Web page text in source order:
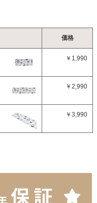
価格
￥1,990
￥2,990
￥3,990